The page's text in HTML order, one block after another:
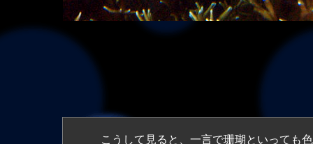
こうして見ると、一言で珊瑚といっても